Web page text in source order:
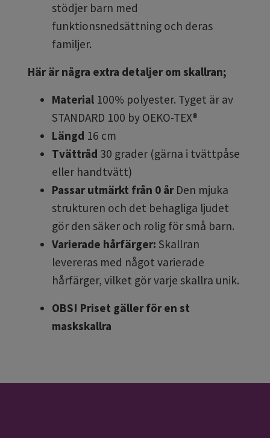
stödjer barn med
funktionsnedsättning och deras
familjer.
Här är några extra detaljer om skallran;
Material 100% polyester. Tyget är av
STANDARD 100 by OEKO-TEX®
Längd 16 cm
Tvättråd 30 grader (gärna i tvättpåse
eller handtvätt)
Passar utmärkt från 0 år Den mjuka
strukturen och det behagliga ljudet
gör den säker och rolig för små barn.
Varierade hårfärger: Skallran
levereras med något varierade
hårfärger, vilket gör varje skallra unik.
OBS! Priset gäller för en st
maskskallra